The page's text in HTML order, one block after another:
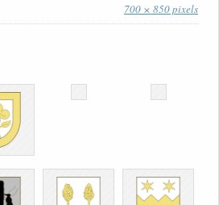
700 × 850 pixels